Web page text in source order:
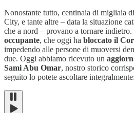
Nonostante tutto, centinaia di migliaia
City, e tante altre – data la situazione
che a nord – provano a tornare indietro.
occupante, che oggi ha bloccato il
impedendo alle persone di muoversi
due. Oggi abbiamo ricevuto un
Sami Abu Omar, nostro storico
seguito lo potete ascoltare integralmente: